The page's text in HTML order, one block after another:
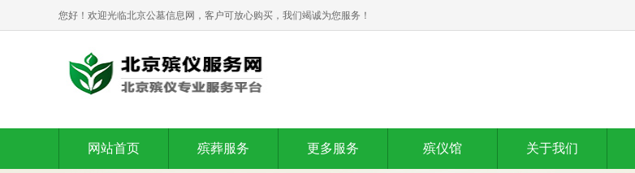
您好！欢迎光临北京公墓信息网，客户可放心购买，我们竭诚为您服务！
网站首页 殡葬服务 更多服务 殡仪馆 关于我们